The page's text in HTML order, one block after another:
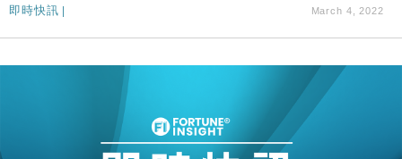
即時快訊 | March 4, 2022